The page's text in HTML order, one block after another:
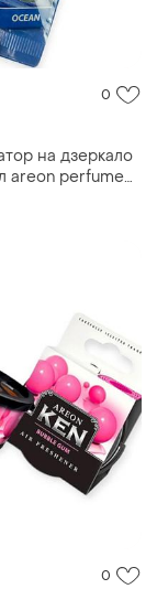
0
на дзеркало
areon perfume
0